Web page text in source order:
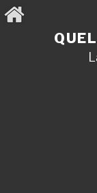
Aller
au